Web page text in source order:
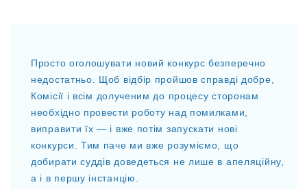
Просто оголошувати новий конкурс безперечно
недостатньо. Щоб відбір пройшов справді добре,
Комісії і всім долученим до процесу сторонам
необхідно провести роботу над помилками,
виправити їх — і вже потім запускати нові
конкурси. Тим паче ми вже розуміємо, що
добирати суддів доведеться не лише в апеляційну,
а і в першу інстанцію.